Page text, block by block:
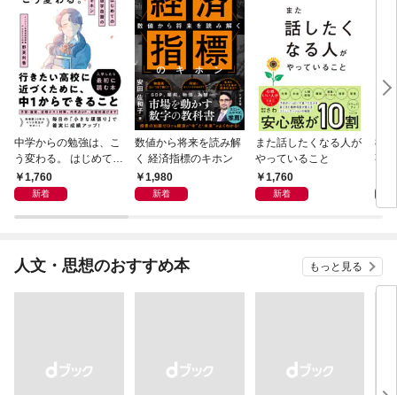
中学からの勉強は、こ
う変わる。 はじめての
自学自習のキホン
1,760
新着
数値から将来を読み解
く 経済指標のキホン
1,980
新着
また話したくなる人が
やっていること
1,760
新着
83
事
人文・思想のおすすめ本 もっと見る